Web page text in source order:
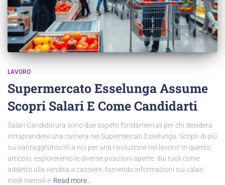
LAVORO
Supermercato Esselunga Assume
Scopri Salari E Come Candidarti
Salari Candidatura sono due aspetti fondamentali per chi desidera
intraprendere una carriera nei Supermercati Esselunga. Scopri di più
sui vantaggi!Unisciti a noi per una rivoluzione nel lavoro! In questo
articolo, esploreremo le diverse posizioni aperte, dai ruoli come
addetto alla vendita a cassiere, fornendo informazioni sui salari
medi mensili e Read more…